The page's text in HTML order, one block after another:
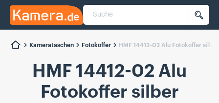
Kamera.de
Suche
Kamerataschen Fotokoffer HMF 14412-02 Alu Fotokoffer silber
HMF 14412-02 Alu
Fotokoffer silber